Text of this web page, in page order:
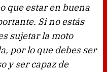
que estar en buena
Si no estás
sujetar la moto
por lo que debes ser
y ser capaz de